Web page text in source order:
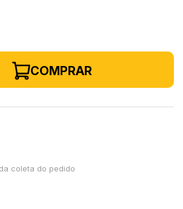
COMPRAR
coleta do pedido